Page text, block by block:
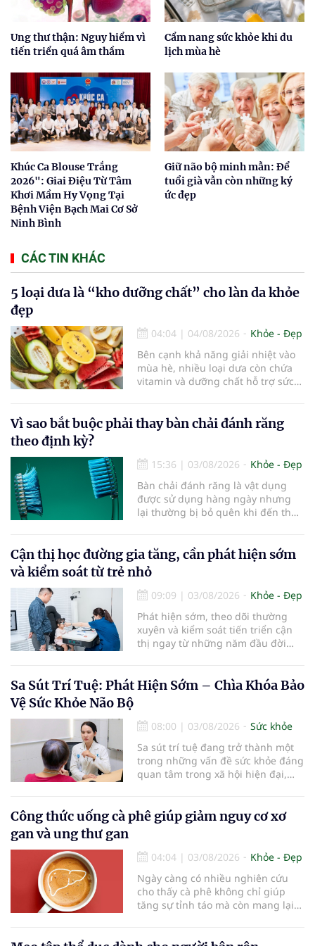
Ung thư thận: Nguy hiểm vì
tiến triển quá âm thầm
Cẩm nang sức khỏe khi du
lịch mùa hè
Khúc Ca Blouse Trắng
2026": Giai Điệu Từ Tâm
Khơi Mầm Hy Vọng Tại
Bệnh Viện Bạch Mai Cơ Sở
Ninh Bình
Giữ não bộ minh mẫn: Để
tuổi già vẫn còn những ký
ức đẹp
CÁC TIN KHÁC
5 loại dưa là “kho dưỡng chất” cho làn da khỏe
đẹp
04:04 | 04/08/2026
Khỏe - Đẹp
Bên cạnh khả năng giải nhiệt vào
mùa hè, nhiều loại dưa còn chứa
vitamin và dưỡng chất hỗ trợ sức
Vì sao bắt buộc phải thay bàn chải đánh răng
theo định kỳ?
15:36 | 03/08/2026
Khỏe - Đẹp
Bàn chải đánh răng là vật dụng
được sử dụng hàng ngày nhưng
lại thường bị bỏ quên khi đến thời
bàn chải quá lâu có thể làm giảm
hiệu quả làm sạch và ảnh hưởng
đến sức khỏe răng miệng...
Cận thị học đường gia tăng, cần phát hiện sớm
và kiểm soát từ trẻ nhỏ
09:09 | 03/08/2026
Khỏe - Đẹp
Phát hiện sớm, theo dõi thường
xuyên và kiểm soát tiến triển cận
thị ngay từ những năm đầu đời
trẻ. Đây cũng là định hướng của
Trung tâm Nhãn nhi và Kiểm soát
Đô đưa vào hoạt động ngày 1/8.
Sa Sút Trí Tuệ: Phát Hiện Sớm – Chìa Khóa Bảo
Vệ Sức Khỏe Não Bộ
08:00 | 03/08/2026
Sức khỏe
Sa sút trí tuệ đang trở thành một
trong những vấn đề sức khỏe đáng
quan tâm trong xã hội hiện đại,
triệu người trên thế giới đang
sống chung với bệnh, trong đó
70% trường hợp.
Công thức uống cà phê giúp giảm nguy cơ xơ
gan và ung thư gan
04:04 | 03/08/2026
Khỏe - Đẹp
Ngày càng có nhiều nghiên cứu
cho thấy cà phê không chỉ giúp
tăng sự tỉnh táo mà còn mang lại